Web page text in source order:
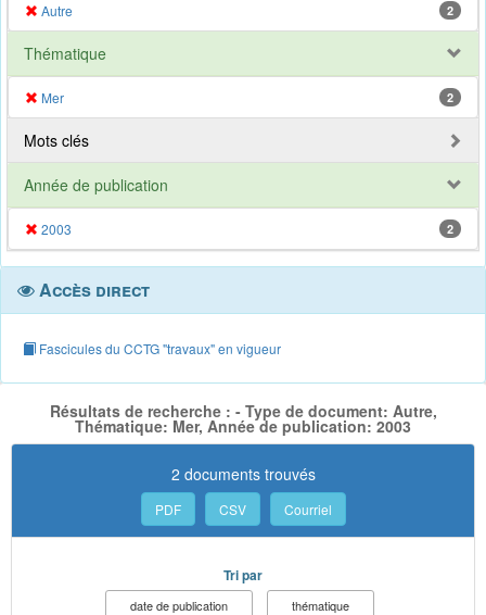
Autre 2
Thématique
Mer 2
Mots clés
Année de publication
2003 2
Accès direct
Fascicules du CCTG "travaux" en vigueur
Résultats de recherche : - Type de document: Autre,
Thématique: Mer, Année de publication: 2003
2 documents trouvés
PDF CSV Courriel
Tri par
date de publication
thématique